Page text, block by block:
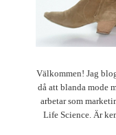
Välkommen! Jag
då att blanda mode
arbetar som
Life Science. Är